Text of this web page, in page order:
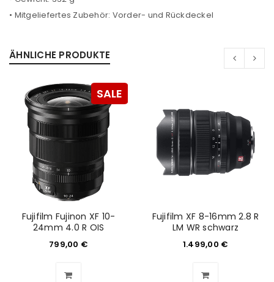
ANMELDEN
Benutzername oder E-Mail-Adresse *
Passwort*
Anmeldeformular geschützt durchWP Captcha
• Mitgeliefertes Zubehör: Vorder- und Rückdeckel
ÄHNLICHE PRODUKTE
SALE
Fujifilm Fujinon XF 10-
24mm 4.0 R OIS
799,00 €
Fujifilm XF 8-16mm 2.8 R
LM WR schwarz
1.499,00 €